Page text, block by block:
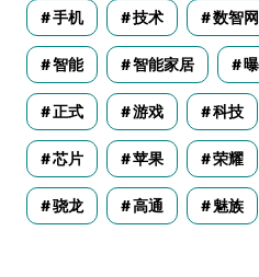
手机 技术 数智网
智能 智能家居
正式 游戏 科技
芯片 苹果 荣耀
骁龙 高通 魅族